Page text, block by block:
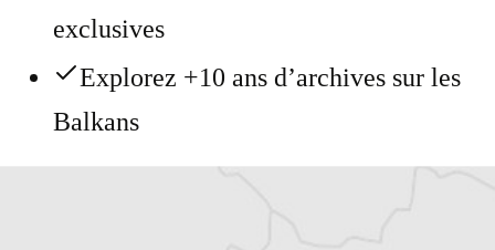
exclusives
Explorez +10 ans d’archives sur les
Balkans